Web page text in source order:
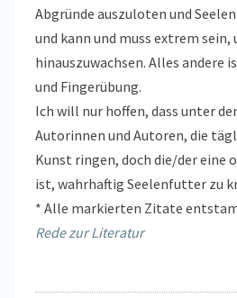
Abgründe auszuloten und
und kann und muss extrem sein,
hinauszuwachsen. Alles andere
und Fingerübung.
Ich will nur hoffen, dass unter
Autorinnen und Autoren, die
Kunst ringen, doch die/der eine
ist, wahrhaftig Seelenfutter zu
* Alle markierten Zitate
Rede zur Literatur